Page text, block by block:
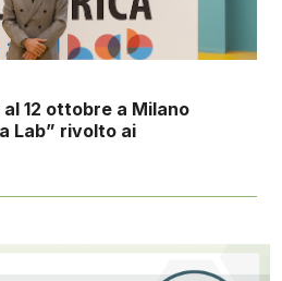
12 ottobre a Milano
Lab” rivolto ai